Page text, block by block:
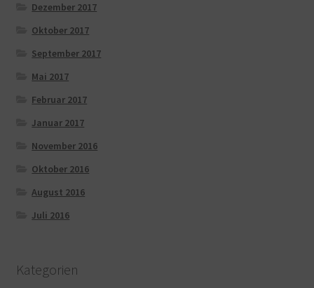
Dezember 2017
Oktober 2017
September 2017
Mai 2017
Februar 2017
Januar 2017
November 2016
Oktober 2016
August 2016
Juli 2016
Kategorien